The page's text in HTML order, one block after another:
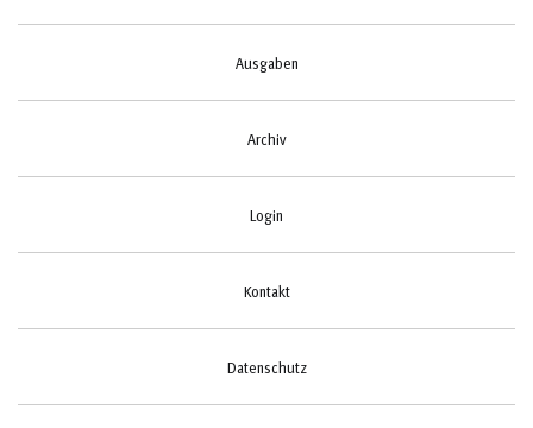
Ausgaben
Archiv
Login
Kontakt
Datenschutz